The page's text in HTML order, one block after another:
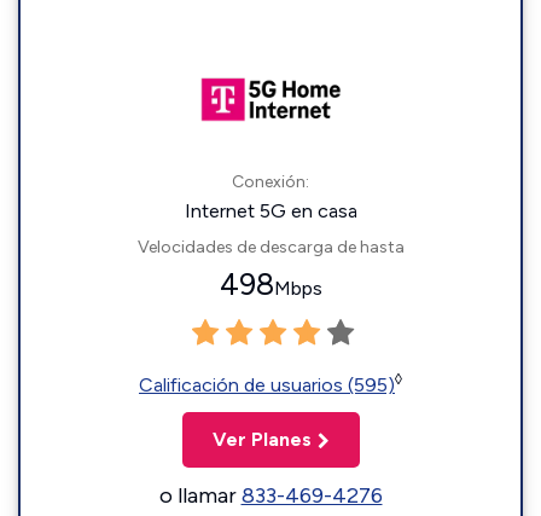
Conexión:
Internet 5G en casa
Velocidades de descarga de hasta
498Mbps
Calificación de usuarios (595)◊
Ver Planes
o llamar833-469-4276